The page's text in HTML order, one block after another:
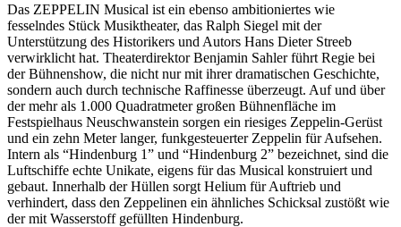
Das ZEPPELIN Musical ist ein ebenso ambitioniertes wie
fesselndes Stück Musiktheater, das Ralph Siegel mit der
Unterstützung des Historikers und Autors Hans Dieter Streeb
verwirklicht hat. Theaterdirektor Benjamin Sahler führt Regie bei
der Bühnenshow, die nicht nur mit ihrer dramatischen Geschichte,
sondern auch durch technische Raffinesse überzeugt. Auf und über
der mehr als 1.000 Quadratmeter großen Bühnenfläche im
Festspielhaus Neuschwanstein sorgen ein riesiges Zeppelin-Gerüst
und ein zehn Meter langer, funkgesteuerter Zeppelin für Aufsehen.
Intern als “Hindenburg 1” und “Hindenburg 2” bezeichnet, sind die
Luftschiffe echte Unikate, eigens für das Musical konstruiert und
gebaut. Innerhalb der Hüllen sorgt Helium für Auftrieb und
verhindert, dass den Zeppelinen ein ähnliches Schicksal zustößt wie
der mit Wasserstoff gefüllten Hindenburg.